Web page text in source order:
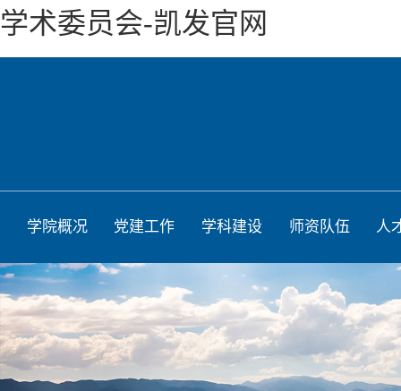
学术委员会-凯发官网
学院概况 党建工作 学科建设 师资队伍 人